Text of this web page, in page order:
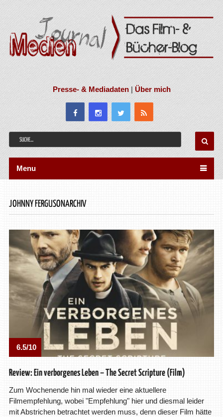
Presse- & Mediadaten|Über mich
Menu
JOHNNY FERGUSONARCHIV
6.5/10
Review: Ein verborgenes Leben – The Secret Scripture (Film)
Zum Wochenende hin mal wieder eine aktuellere
Filmempfehlung, wobei "Empfehlung" hier und diesmal leider
mit Abstrichen betrachtet werden muss, denn dieser Film hätte